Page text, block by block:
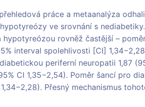
práce a metaanalýza
ve srovnání s
hypotyreózou rovněž častější –
interval spolehlivosti [CI]
periferní neuropatii 1,87
CI 1,35−2,54). Poměr šancí pro
Přesný mechanismus